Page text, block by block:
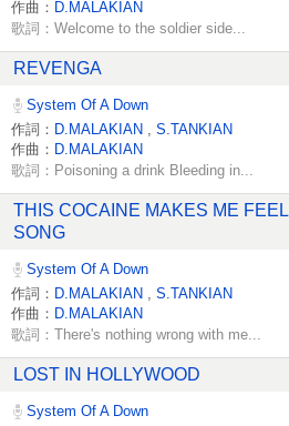
作曲： D.MALAKIAN
歌詞：Welcome to the soldier side...
REVENGA
System Of A Down
作詞： D.MALAKIAN
S.TANKIAN
作曲： D.MALAKIAN
歌詞：Poisoning a drink Bleeding in...
THIS COCAINE MAKES ME
SONG
System Of A Down
作詞： D.MALAKIAN
S.TANKIAN
作曲： D.MALAKIAN
歌詞：There's nothing wrong with me...
LOST IN HOLLYWOOD
System Of A Down